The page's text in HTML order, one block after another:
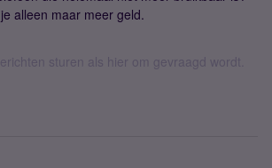
alleen maar meer geld.
sturen als hier om gevraagd wordt.